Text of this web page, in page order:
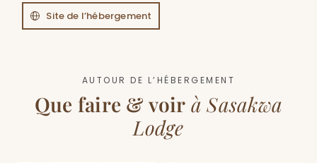
Site de l’hébergement
AUTOUR DE L’HÉBERGEMENT
Que faire & voir à Sasakwa
Lodge